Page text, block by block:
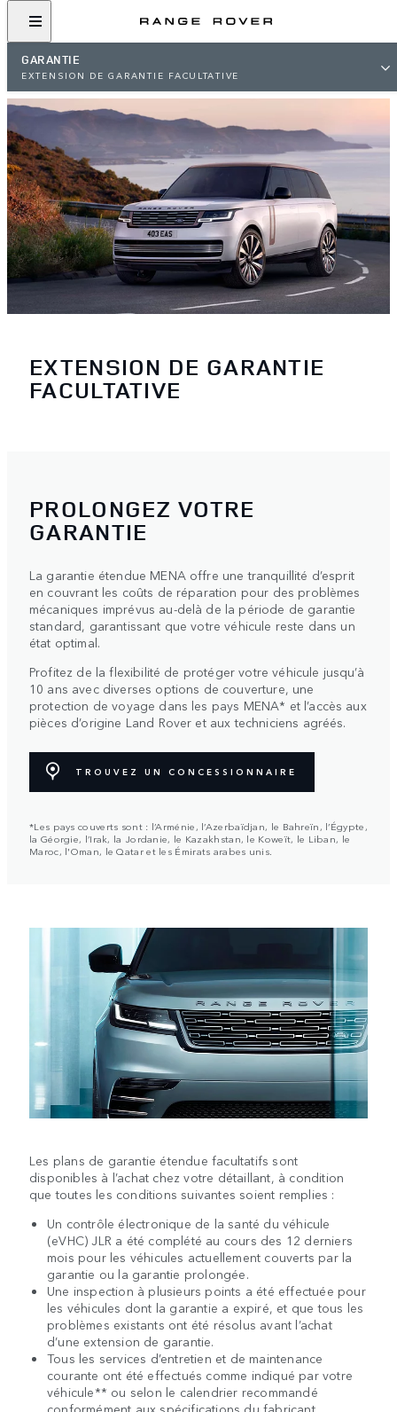
GARANTIE
EXTENSION DE GARANTIE FACULTATIVE
EXTENSION DE GARANTIE
FACULTATIVE
PROLONGEZ VOTRE
GARANTIE
La garantie étendue MENA offre une tranquillité d’esprit
en couvrant les coûts de réparation pour des problèmes
mécaniques imprévus au-delà de la période de garantie
standard, garantissant que votre véhicule reste dans un
état optimal.
Profitez de la flexibilité de protéger votre véhicule jusqu’à
10 ans avec diverses options de couverture, une
protection de voyage dans les pays MENA* et l’accès aux
pièces d’origine Land Rover et aux techniciens agréés.
TROUVEZ UN CONCESSIONNAIRE
*Les pays couverts sont : l’Arménie, l’Azerbaïdjan, le Bahreïn, l’Égypte,
la Géorgie, l’Irak, la Jordanie, le Kazakhstan, le Koweït, le Liban, le
Maroc, l'Oman, le Qatar et les Émirats arabes unis.
Les plans de garantie étendue facultatifs sont
disponibles à l’achat chez votre détaillant, à condition
que toutes les conditions suivantes soient remplies :
Un contrôle électronique de la santé du véhicule
(eVHC) JLR a été complété au cours des 12 derniers
mois pour les véhicules actuellement couverts par la
garantie ou la garantie prolongée.
Une inspection à plusieurs points a été effectuée pour
les véhicules dont la garantie a expiré, et que tous les
problèmes existants ont été résolus avant l’achat
d’une extension de garantie.
Tous les services d’entretien et de maintenance
courante ont été effectués comme indiqué par votre
véhicule** ou selon le calendrier recommandé
conformément aux spécifications du fabricant.